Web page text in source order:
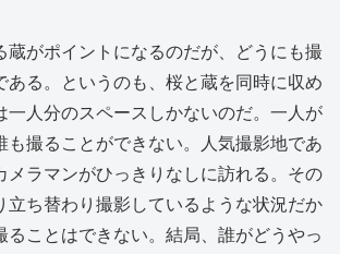
蔵がポイントになるのだが、どうにも撮
ある。というのも、桜と蔵を同時に収め
一人分のスペースしかないのだ。一人が
も撮ることができない。人気撮影地であ
メラマンがひっきりなしに訪れる。その
立ち替わり撮影しているような状況だか
ることはできない。結局、誰がどうやっ